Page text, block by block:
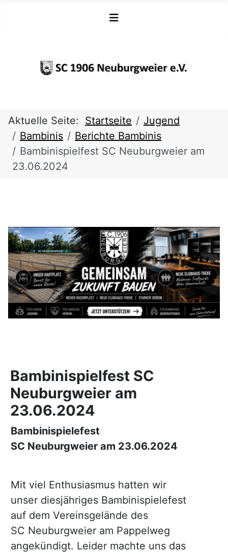
Aktuelle Seite: Startseite
Jugend
Bambinis
Berichte Bambinis
Bambinispielfest SC Neuburgweier am
23.06.2024
Bambinispielfest SC
Neuburgweier am
23.06.2024
Bambinispielefest
SC Neuburgweier am 23.06.2024
Mit viel Enthusiasmus hatten wir
unser diesjähriges Bambinispielefest
auf dem Vereinsgelände des
SC Neuburgweier am Pappelweg
angekündigt. Leider machte uns das